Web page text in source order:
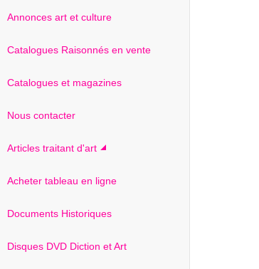
Annonces art et culture
Catalogues Raisonnés en vente
Catalogues et magazines
Nous contacter
Articles traitant d'art
Acheter tableau en ligne
Documents Historiques
Disques DVD Diction et Art